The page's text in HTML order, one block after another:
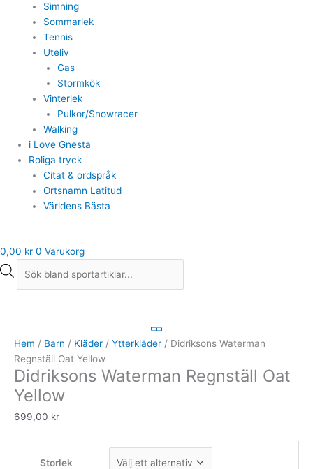
Simning
Sommarlek
Tennis
Uteliv
Gas
Stormkök
Vinterlek
Pulkor/Snowracer
Walking
i Love Gnesta
Roliga tryck
Citat & ordspråk
Ortsnamn Latitud
Världens Bästa
0,00 kr 0 Varukorg
Hem / Barn / Kläder / Ytterkläder / Didriksons Waterman
Regnställ Oat Yellow
Didriksons Waterman Regnställ Oat
Yellow
699,00 kr
Storlek
Regnställ
Oat
Yellow
mängd